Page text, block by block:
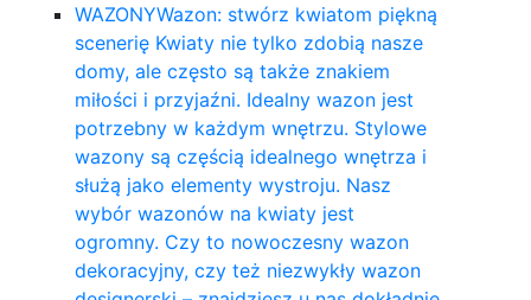
WAZONYWazon: stwórz kwiatom piękną
scenerię Kwiaty nie tylko zdobią nasze
domy, ale często są także znakiem
miłości i przyjaźni. Idealny wazon jest
potrzebny w każdym wnętrzu. Stylowe
wazony są częścią idealnego wnętrza i
służą jako elementy wystroju. Nasz
wybór wazonów na kwiaty jest
ogromny. Czy to nowoczesny wazon
dekoracyjny, czy też niezwykły wazon